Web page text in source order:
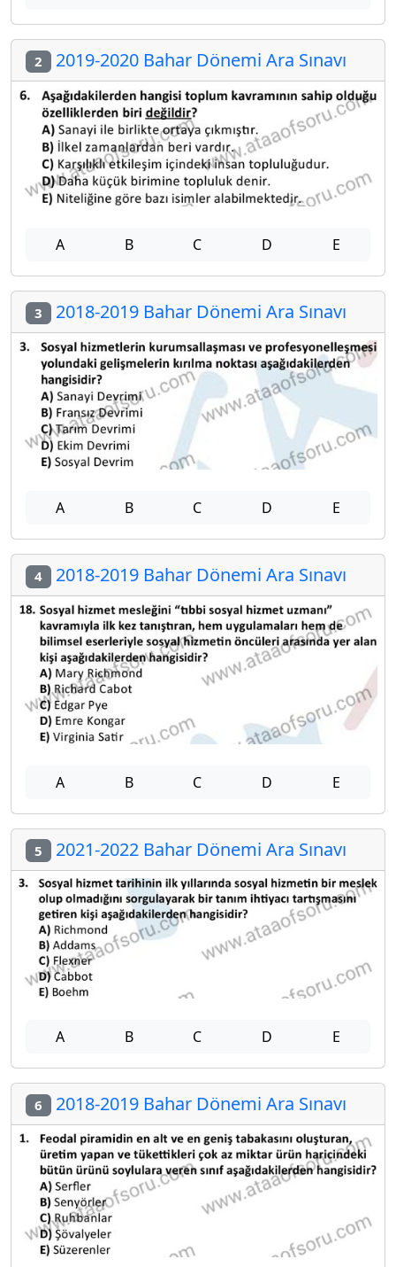
2 2019-2020 Bahar Dönemi Ara Sınavı
A B C D E
3 2018-2019 Bahar Dönemi Ara Sınavı
A B C D E
4 2018-2019 Bahar Dönemi Ara Sınavı
A B C D E
5 2021-2022 Bahar Dönemi Ara Sınavı
A B C D E
6 2018-2019 Bahar Dönemi Ara Sınavı